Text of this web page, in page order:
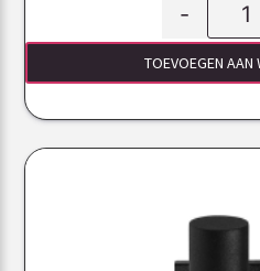
-
TOEVOEGEN AAN